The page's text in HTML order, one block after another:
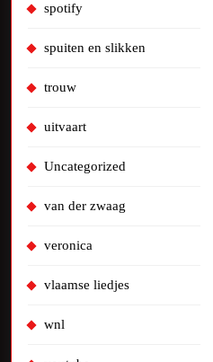
spotify
spuiten en slikken
trouw
uitvaart
Uncategorized
van der zwaag
veronica
vlaamse liedjes
wnl